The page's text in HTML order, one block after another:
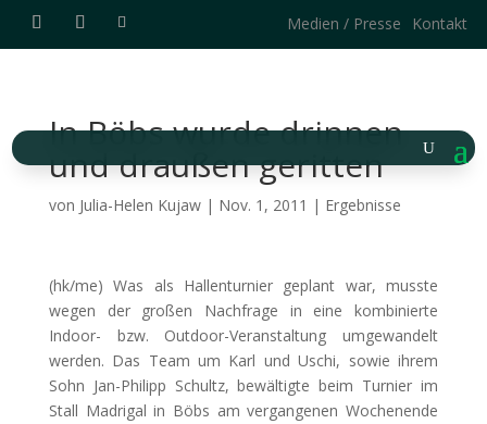
Medien / Presse Kontakt
In Böbs wurde drinnen
und draußen geritten
von Julia-Helen Kujaw| Nov. 1, 2011 | Ergebnisse
(hk/me) Was als Hallenturnier geplant war, musste
wegen der großen Nachfrage in eine kombinierte
Indoor- bzw. Outdoor-Veranstaltung umgewandelt
werden. Das Team um Karl und Uschi, sowie ihrem
Sohn Jan-Philipp Schultz, bewältigte beim Turnier im
Stall Madrigalin Böbs am vergangenen Wochenende